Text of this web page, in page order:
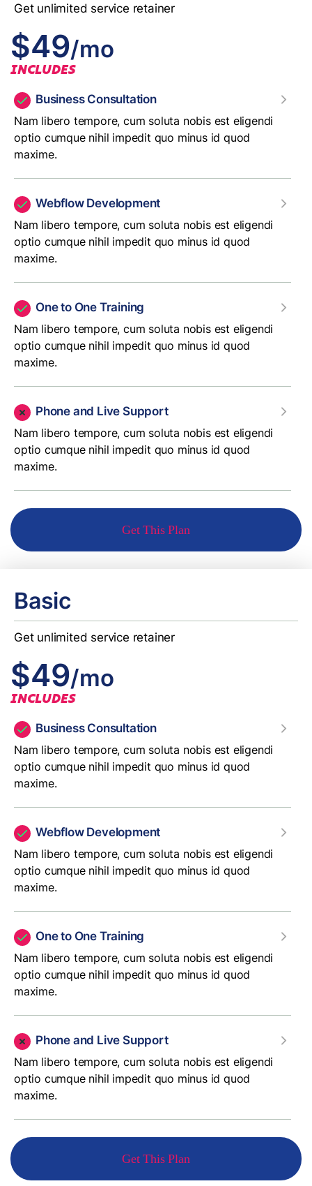
Get unlimited service retainer
$49/mo
INCLUDES
Business Consultation
Nam libero tempore, cum soluta nobis est eligendi
optio cumque nihil impedit quo minus id quod
maxime.
Webflow Development
Nam libero tempore, cum soluta nobis est eligendi
optio cumque nihil impedit quo minus id quod
maxime.
One to One Training
Nam libero tempore, cum soluta nobis est eligendi
optio cumque nihil impedit quo minus id quod
maxime.
Phone and Live Support
Nam libero tempore, cum soluta nobis est eligendi
optio cumque nihil impedit quo minus id quod
maxime.
Get This Plan
Basic
Get unlimited service retainer
$49/mo
INCLUDES
Business Consultation
Nam libero tempore, cum soluta nobis est eligendi
optio cumque nihil impedit quo minus id quod
maxime.
Webflow Development
Nam libero tempore, cum soluta nobis est eligendi
optio cumque nihil impedit quo minus id quod
maxime.
One to One Training
Nam libero tempore, cum soluta nobis est eligendi
optio cumque nihil impedit quo minus id quod
maxime.
Phone and Live Support
Nam libero tempore, cum soluta nobis est eligendi
optio cumque nihil impedit quo minus id quod
maxime.
Get This Plan